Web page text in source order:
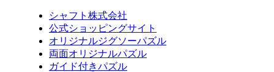
シャフト株式会社
公式ショッピングサイト
オリジナルジグソーパズル
両面オリジナルパズル
ガイド付きパズル